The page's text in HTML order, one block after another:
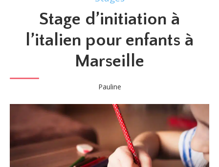
Stage d’initiation à
l’italien pour enfants à
Marseille
Pauline